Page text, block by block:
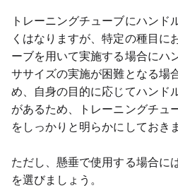
トレーニングチューブにハンド
くはなりますが、特定の種目に
ーブを用いて実施する場合にハ
ササイズの実施が困難となる場
め、自身の目的に応じてハンド
があるため、トレーニングチュ
をしっかりと明らかにしておき
ただし、懸垂で使用する場合に
を選びましょう。